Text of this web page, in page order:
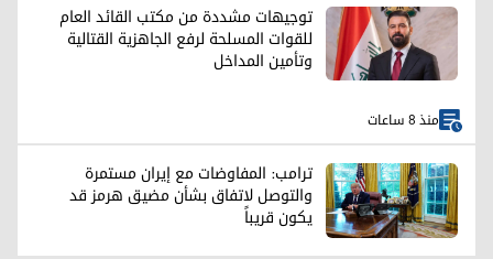
توجيهات مشددة من مكتب القائد العام
للقوات المسلحة لرفع الجاهزية القتالية
وتأمين المداخل
منذ 8 ساعات
ترامب: المفاوضات مع إيران مستمرة
والتوصل لاتفاق بشأن مضيق هرمز قد
يكون قريباً